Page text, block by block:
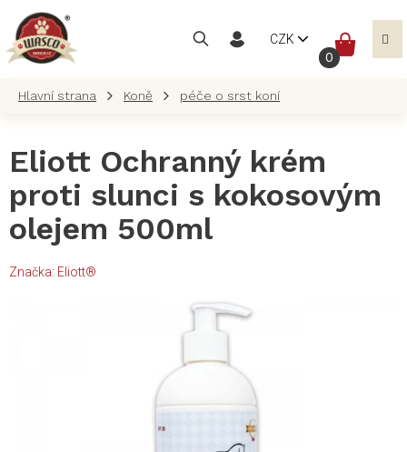
obsah
CZK
Koně péče o srst koní
Eliott Ochranný krém
proti slunci s kokosovým
olejem 500ml
Značka: Eliott®